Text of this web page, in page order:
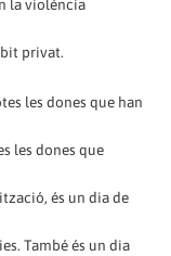
la violència
privat.
les dones que han
les dones que
és un dia de
També és un dia